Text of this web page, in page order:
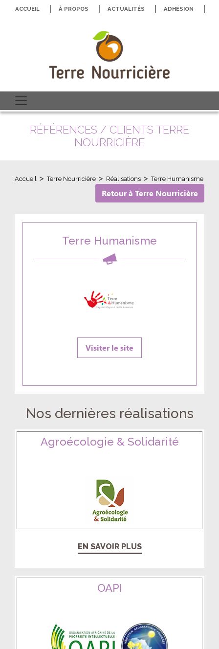
ACCUEIL À PROPOS ACTUALITÉS ADHÉSION
RÉFÉRENCES / CLIENTS TERRE
NOURRICIÈRE
Accueil >Terre Nourricière > Réalisations >Terre Humanisme
Retour à Terre Nourricière
Terre Humanisme
Visiter le site
Nos dernières réalisations
Agroécologie & Solidarité
EN SAVOIR PLUS
OAPI